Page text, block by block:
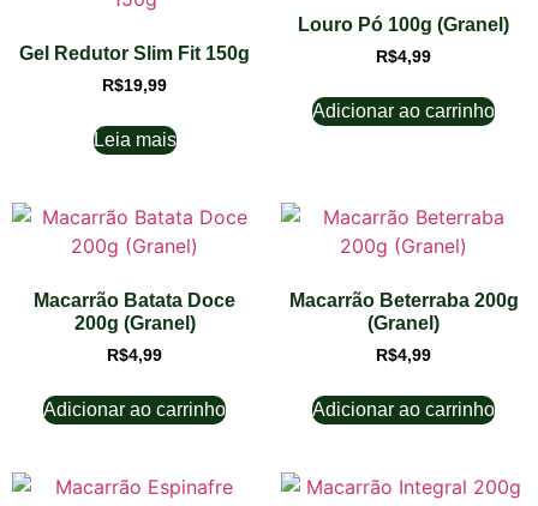
Gel Redutor Slim Fit 150g
R$19,99
Leia mais
Louro Pó 100g (Granel)
R$4,99
Adicionar ao carrinho
Macarrão Batata Doce
200g (Granel)
R$4,99
Adicionar ao carrinho
Macarrão Beterraba 200g
(Granel)
R$4,99
Adicionar ao carrinho